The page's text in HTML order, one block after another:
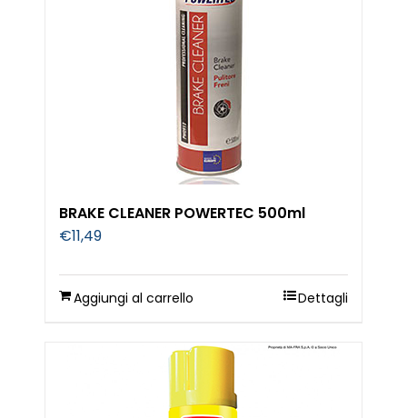
BRAKE CLEANER POWERTEC 500ml
€11,49
Aggiungi al carrello Dettagli